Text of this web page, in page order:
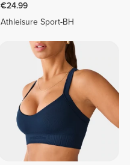
€24.99
Athleisure Sport-BH